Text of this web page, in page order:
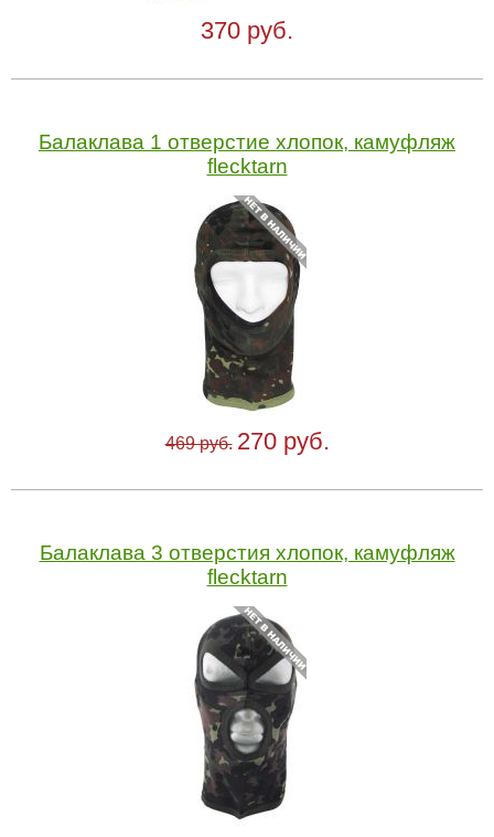
370 руб.
Балаклава 1 отверстие хлопок, камуфляж
flecktarn
469 руб. 270 руб.
Балаклава 3 отверстия хлопок, камуфляж
flecktarn